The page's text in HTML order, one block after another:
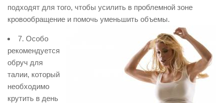
подходят для того, чтобы усилить в проблемной зоне
кровообращение и помочь уменьшить объемы.
7. Особо
рекомендуется
обруч для
талии, который
необходимо
крутить в день